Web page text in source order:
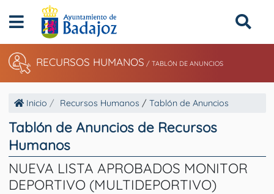
RECURSOS HUMANOS / TABLÓN DE ANUNCIOS
Inicio Recursos Humanos / Tablón de Anuncios
Tablón de Anuncios de Recursos
Humanos
NUEVA LISTA APROBADOS MONITOR
DEPORTIVO (MULTIDEPORTIVO)